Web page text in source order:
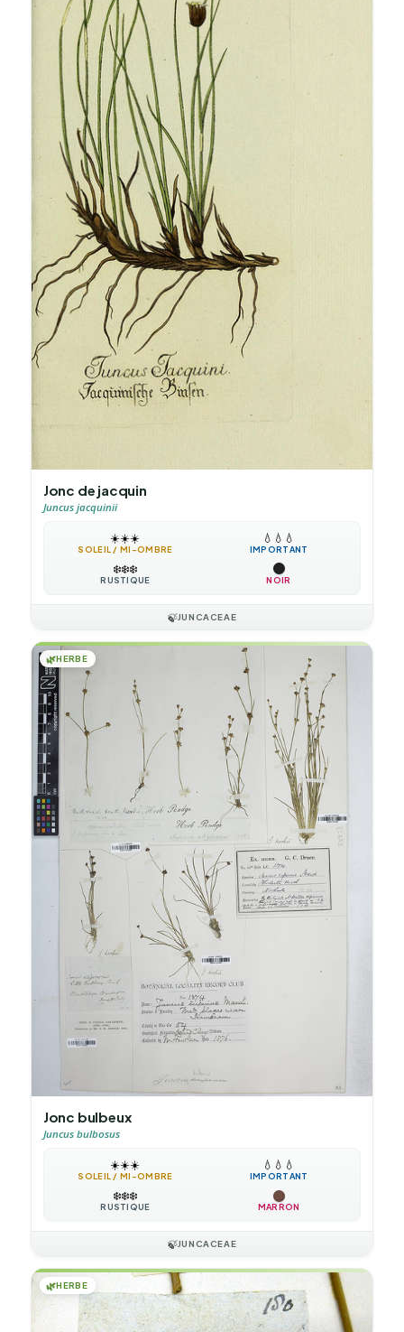
Jonc de jacquin
Juncus jacquinii
☀️☀️☀️
SOLEIL / MI-OMBRE
💧 💧 💧
IMPORTANT
❄️❄️❄️
RUSTIQUE NOIR
🍃JUNCACEAE
🌿HERBE
Jonc bulbeux
Juncus bulbosus
☀️☀️☀️
SOLEIL / MI-OMBRE
💧 💧 💧
IMPORTANT
❄️❄️❄️
RUSTIQUE MARRON
🍃JUNCACEAE
🌿HERBE